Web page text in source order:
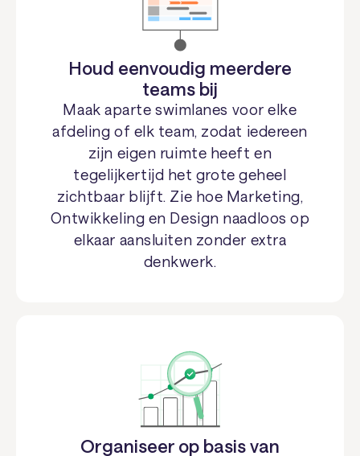
Houd eenvoudig meerdere
teams bij
Maak aparte swimlanes voor elke
afdeling of elk team, zodat iedereen
zijn eigen ruimte heeft en
tegelijkertijd het grote geheel
zichtbaar blijft. Zie hoe Marketing,
Ontwikkeling en Design naadloos op
elkaar aansluiten zonder extra
denkwerk.
Organiseer op basis van